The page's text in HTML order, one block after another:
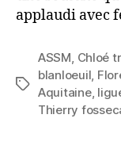
applaudi avec
ASSM, Chloé
blanloeuil,
Aquitaine,
Thierry